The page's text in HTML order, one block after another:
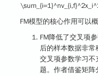
FM模型的核心作用可以
FM降低了交叉项
后的样本数据非
交叉项参数学习不
题。作者借鉴矩